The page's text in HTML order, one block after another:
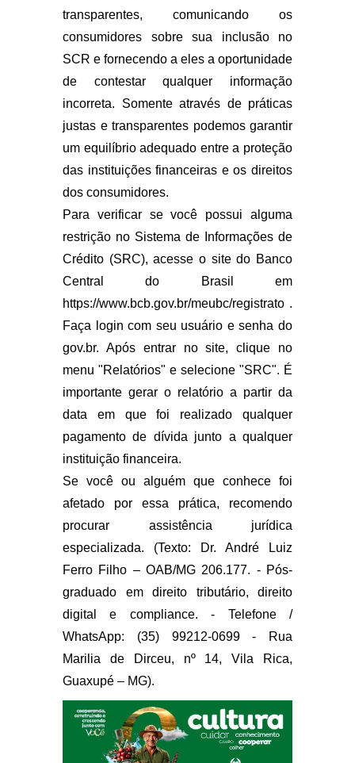
transparentes, comunicando os
consumidores sobre sua inclusão no
SCR e fornecendo a eles a oportunidade
de contestar qualquer informação
incorreta. Somente através de práticas
justas e transparentes podemos garantir
um equilíbrio adequado entre a proteção
das instituições financeiras e os direitos
dos consumidores.
Para verificar se você possui alguma
restrição no Sistema de Informações de
Crédito (SRC), acesse o site do Banco
Central do Brasil em
https://www.bcb.gov.br/meubc/registrato .
Faça login com seu usuário e senha do
gov.br. Após entrar no site, clique no
menu "Relatórios" e selecione "SRC". É
importante gerar o relatório a partir da
data em que foi realizado qualquer
pagamento de dívida junto a qualquer
instituição financeira.
Se você ou alguém que conhece foi
afetado por essa prática, recomendo
procurar assistência jurídica
especializada. (Texto: Dr. André Luiz
Ferro Filho – OAB/MG 206.177. - Pós-
graduado em direito tributário, direito
digital e compliance. - Telefone /
WhatsApp: (35) 99212-0699 - Rua
Marilia de Dirceu, nº 14, Vila Rica,
Guaxupé – MG).